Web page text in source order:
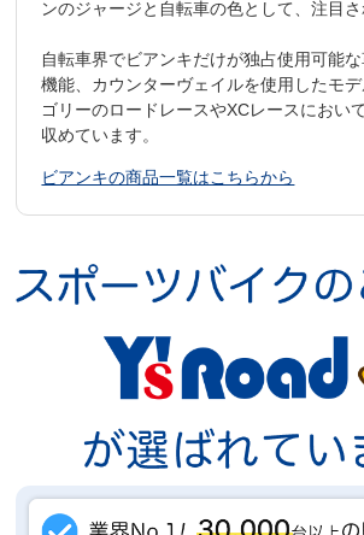
ンのジャージと自転車の色として、注目さ
自転車界でビアンキだけが独占使用可能
機能、カウンターヴェイルを使用したモ
ゴリーのロードレースやXCレースにおい
収めています。
ビアンキの商品一覧はこちらから